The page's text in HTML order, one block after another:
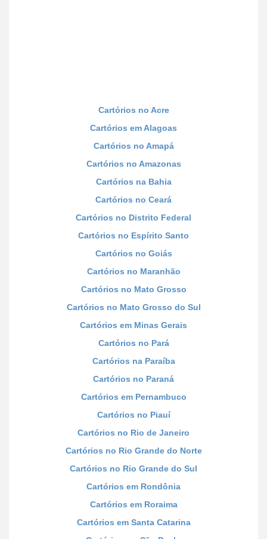
Cartórios no Acre
Cartórios em Alagoas
Cartórios no Amapá
Cartórios no Amazonas
Cartórios na Bahia
Cartórios no Ceará
Cartórios no Distrito Federal
Cartórios no Espírito Santo
Cartórios no Goiás
Cartórios no Maranhão
Cartórios no Mato Grosso
Cartórios no Mato Grosso do Sul
Cartórios em Minas Gerais
Cartórios no Pará
Cartórios na Paraíba
Cartórios no Paraná
Cartórios em Pernambuco
Cartórios no Piauí
Cartórios no Rio de Janeiro
Cartórios no Rio Grande do Norte
Cartórios no Rio Grande do Sul
Cartórios em Rondônia
Cartórios em Roraima
Cartórios em Santa Catarina